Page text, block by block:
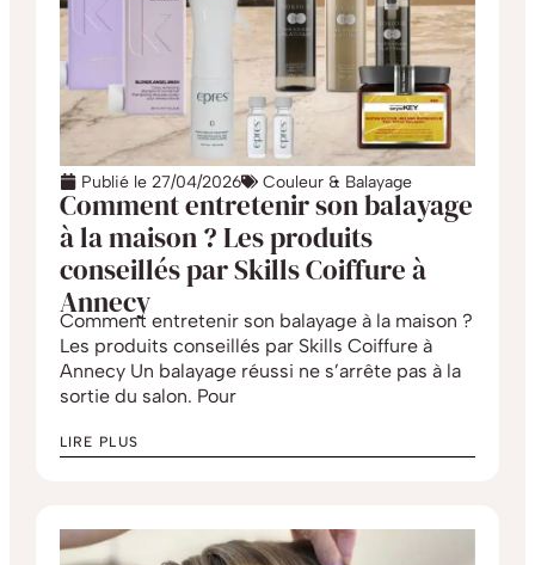
Publié le 27/04/2026 Couleur & Balayage
Comment entretenir son balayage
à la maison ? Les produits
conseillés par Skills Coiffure à
Annecy
Comment entretenir son balayage à la maison ?
Les produits conseillés par Skills Coiffure à
Annecy Un balayage réussi ne s’arrête pas à la
sortie du salon. Pour
LIRE PLUS